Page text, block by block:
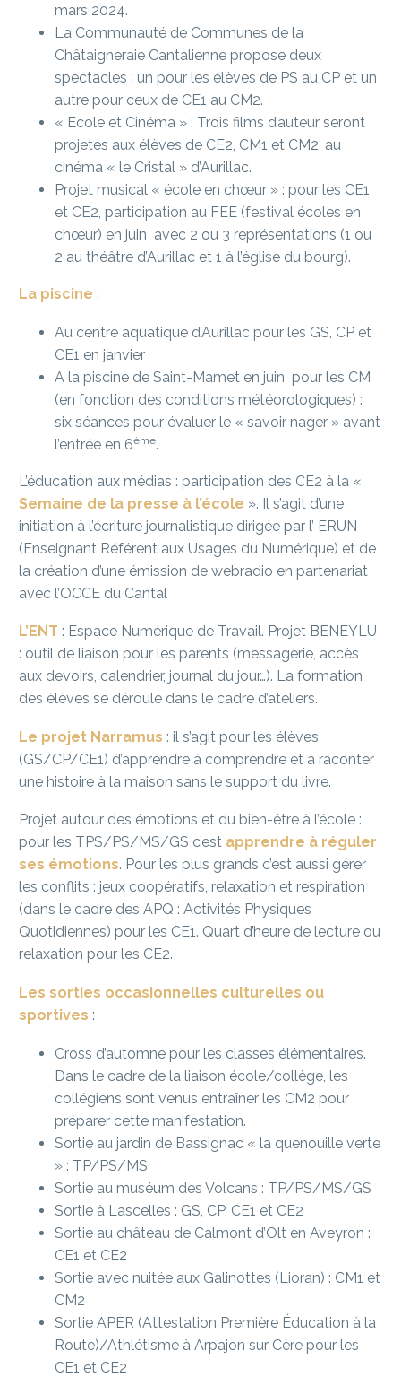
mars 2024.
La Communauté de Communes de la
Châtaigneraie Cantalienne propose deux
spectacles : un pour les élèves de PS au CP et un
autre pour ceux de CE1 au CM2.
« Ecole et Cinéma » : Trois films d’auteur seront
projetés aux élèves de CE2, CM1 et CM2, au
cinéma « le Cristal » d’Aurillac.
Projet musical « école en chœur » : pour les CE1
et CE2, participation au FEE (festival écoles en
chœur) en juin avec 2 ou 3 représentations (1 ou
2 au théâtre d’Aurillac et 1 à l’église du bourg).
La piscine :
Au centre aquatique d’Aurillac pour les GS, CP et
CE1 en janvier
A la piscine de Saint-Mamet en juin pour les CM
(en fonction des conditions météorologiques) :
six séances pour évaluer le « savoir nager » avant
l’entrée en 6ème.
L’éducation aux médias : participation des CE2 à la «
Semaine de la presse à l’école ». Il s’agit d’une
initiation à l’écriture journalistique dirigée par l’ ERUN
(Enseignant Référent aux Usages du Numérique) et de
la création d’une émission de webradio en partenariat
avec l’OCCE du Cantal
L’ENT : Espace Numérique de Travail. Projet BENEYLU
: outil de liaison pour les parents (messagerie, accès
aux devoirs, calendrier, journal du jour…). La formation
des élèves se déroule dans le cadre d’ateliers.
Le projet Narramus : il s’agit pour les élèves
(GS/CP/CE1) d’apprendre à comprendre et à raconter
une histoire à la maison sans le support du livre.
Projet autour des émotions et du bien-être à l’école :
pour les TPS/PS/MS/GS c’est apprendre à réguler
ses émotions. Pour les plus grands c’est aussi gérer
les conflits : jeux coopératifs, relaxation et respiration
(dans le cadre des APQ : Activités Physiques
Quotidiennes) pour les CE1. Quart d’heure de lecture ou
relaxation pour les CE2.
Les sorties occasionnelles culturelles ou
sportives :
Cross d’automne pour les classes élémentaires.
Dans le cadre de la liaison école/collège, les
collégiens sont venus entraîner les CM2 pour
préparer cette manifestation.
Sortie au jardin de Bassignac « la quenouille verte
» : TP/PS/MS
Sortie au muséum des Volcans : TP/PS/MS/GS
Sortie à Lascelles : GS, CP, CE1 et CE2
Sortie au château de Calmont d’Olt en Aveyron :
CE1 et CE2
Sortie avec nuitée aux Galinottes (Lioran) : CM1 et
CM2
Sortie APER (Attestation Première Éducation à la
Route)/Athlétisme à Arpajon sur Cère pour les
CE1 et CE2